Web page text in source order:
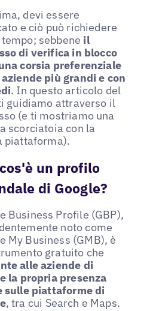
devi essere
e ciò può richiedere
sebbene il
di verifica in blocco
corsia preferenziale
più grandi e con
. In questo articolo del
guidiamo attraverso il
(e ti mostriamo una
scorciatoia con la
piattaforma).
un profilo
di Google?
Business Profile (GBP),
noto come
My Business (GMB), è
gratuito che
alle aziende di
la propria presenza
sulle piattaforme di
, tra cui Search e Maps.